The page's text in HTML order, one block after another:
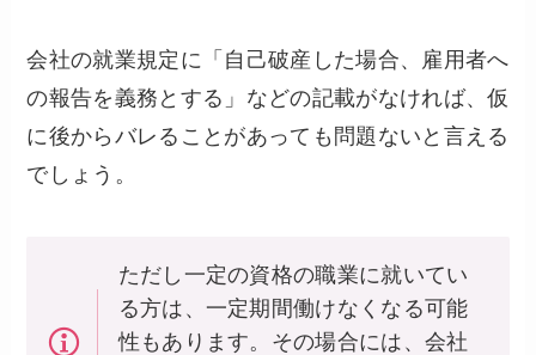
会社の就業規定に「自己破産した場合、雇用者へ
の報告を義務とする」などの記載がなければ、仮
に後からバレることがあっても問題ないと言える
でしょう。
ただし一定の資格の職業に就いてい
る方は、一定期間働けなくなる可能
性もあります。その場合には、会社